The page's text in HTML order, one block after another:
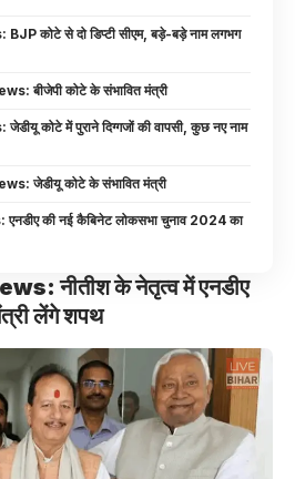
कोटे से दो डिप्टी सीएम, बड़े-बड़े नाम लगभग
बीजेपी कोटे के संभावित मंत्री
कोटे में पुराने दिग्गजों की वापसी, कुछ नए नाम
जेडीयू कोटे के संभावित मंत्री
की नई कैबिनेट लोकसभा चुनाव 2024 का
नीतीश के नेतृत्व में एनडीए
लेंगे शपथ